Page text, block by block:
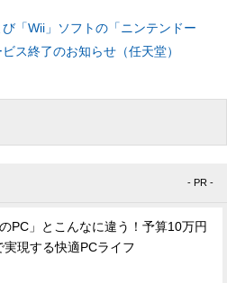
び「Wii」ソフトの「ニンテンドー
ス終了のお知らせ（任天堂）
- PR -
のPC」とこんなに違う！予算10万円
実現する快適PCライフ